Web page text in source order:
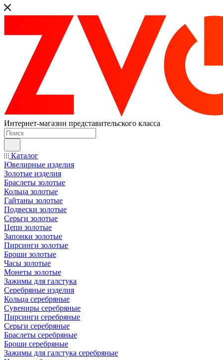
Интернет-магазин представительского класса
Каталог
Ювелирные изделия
Золотые изделия
Браслеты золотые
Кольца золотые
Гайтаны золотые
Подвески золотые
Серьги золотые
Цепи золотые
Запонки золотые
Пирсинги золотые
Броши золотые
Часы золотые
Монеты золотые
Зажимы для галстука
Серебряные изделия
Кольца серебряные
Сувениры серебряные
Пирсинги серебряные
Серьги серебряные
Браслеты серебряные
Броши серебряные
Зажимы для галстука серебряные